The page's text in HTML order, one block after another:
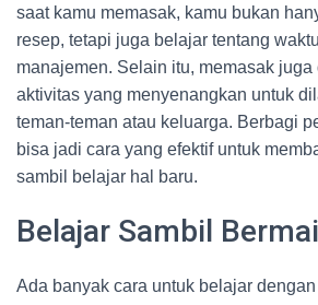
saat kamu memasak, kamu bukan
resep, tetapi juga belajar tentang
manajemen. Selain itu, memasak juga
aktivitas yang menyenangkan untuk
teman-teman atau keluarga. Berbagi
bisa jadi cara yang efektif untuk
sambil belajar hal baru.
Belajar Sambil
Ada banyak cara untuk belajar